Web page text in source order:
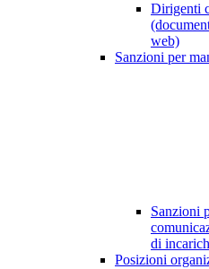
Dirigenti
web)
Sanzioni per
Sanzioni
di
Posizioni